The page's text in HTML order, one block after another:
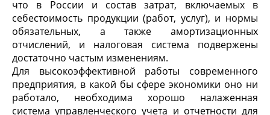
что в России и состав затрат, включаемых в
себестоимость продукции (работ, услуг), и нормы
обязательных, а также амортизационных
отчислений, и налоговая система подвержены
достаточно частым изменениям.
Для высокоэффективной работы современного
предприятия, в какой бы сфере экономики оно ни
работало, необходима хорошо налаженная
система управленческого учета и отчетности для